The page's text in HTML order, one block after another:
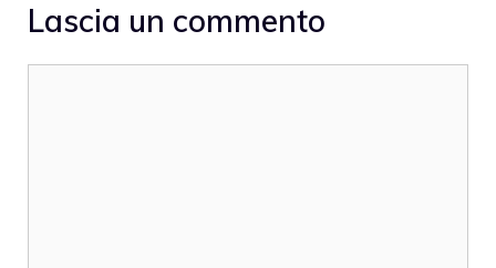
Lascia un commento